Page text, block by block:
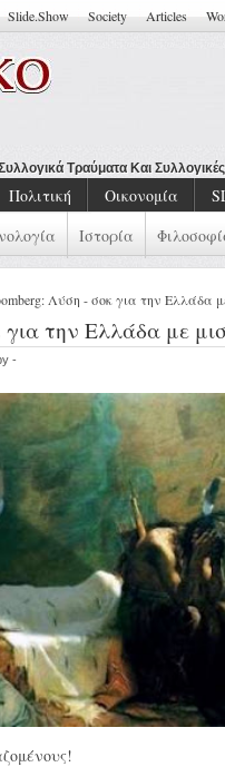
Slide.Show Society Articles
Πολιτική Οικονομία
Ιστορία
Λύση - σοκ για την Ελλάδα
την Ελλάδα με
-